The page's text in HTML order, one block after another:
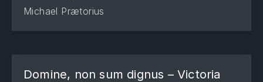
Michael Prætorius
Domine, non sum dignus – Victoria